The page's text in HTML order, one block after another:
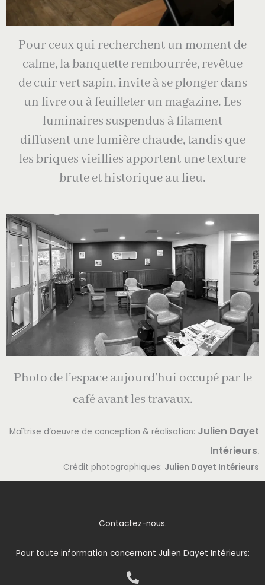
Pour ceux qui recherchent un moment de
calme, la banquette rembourrée, revêtue
de cuir vert sapin, invite à se plonger dans
un livre ou à feuilleter un magazine. Les
luminaires suspendus à filament
diffusent une lumière chaude, tandis que
les briques vieillies apportent une texture
brute et historique au lieu.
Photo de l’espace aujourd’hui occupé par le
café avant les travaux.
Maîtrise d’oeuvre de conception & réalisation: Julien Dayet
Intérieurs.
Crédit photographiques: Julien Dayet Intérieurs
Contactez-nous.
Pour toute information concernant Julien Dayet Intérieurs: